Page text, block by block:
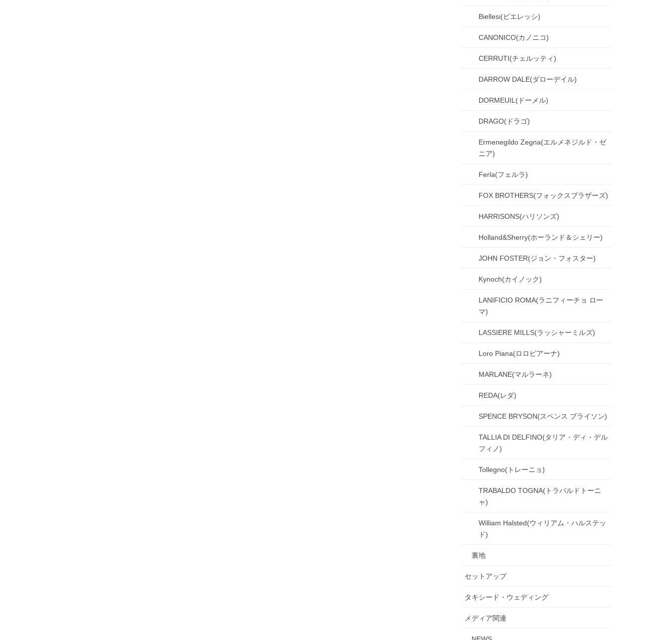
Biellesi(ビエレッシ)
CANONICO(カノニコ)
CERRUTI(チェルッティ)
DARROW DALE(ダローデイル)
DORMEUIL(ドーメル)
DRAGO(ドラゴ)
Ermenegildo Zegna(エルメネジルド・ゼ
ニア)
Ferla(フェルラ)
FOX BROTHERS(フォックスブラザーズ)
HARRISONS(ハリソンズ)
Holland&Sherry(ホーランド＆シェリー)
JOHN FOSTER(ジョン・フォスター)
Kynoch(カイノック)
LANIFICIO ROMA(ラニフィーチョ ロー
マ)
LASSIERE MILLS(ラッシャーミルズ)
Loro Piana(ロロピアーナ)
MARLANE(マルラーネ)
REDA(レダ)
SPENCE BRYSON(スペンス ブライソン)
TALLIA DI DELFINO(タリア・ディ・デル
フィノ)
Tollegno(トレーニョ)
TRABALDO TOGNA(トラバルドトーニ
ャ)
William Halsted(ウィリアム・ハルステッ
ド)
裏地
セットアップ
タキシード・ウェディング
メディア関連